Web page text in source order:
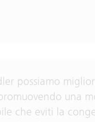
possiamo
una
che eviti la